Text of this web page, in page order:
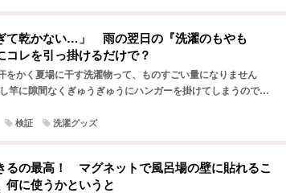
て乾かない…」 雨の翌日の『洗濯のもやも
コレを引っ掛けるだけで？
をかく夏場に干す洗濯物って、ものすごい量になりません
竿に隙間なくぎゅうぎゅうにハンガーを掛けてしまうので、
検証 洗濯グッズ
るの最高！ マグネットで風呂場の壁に貼れるこ
何に使うかというと